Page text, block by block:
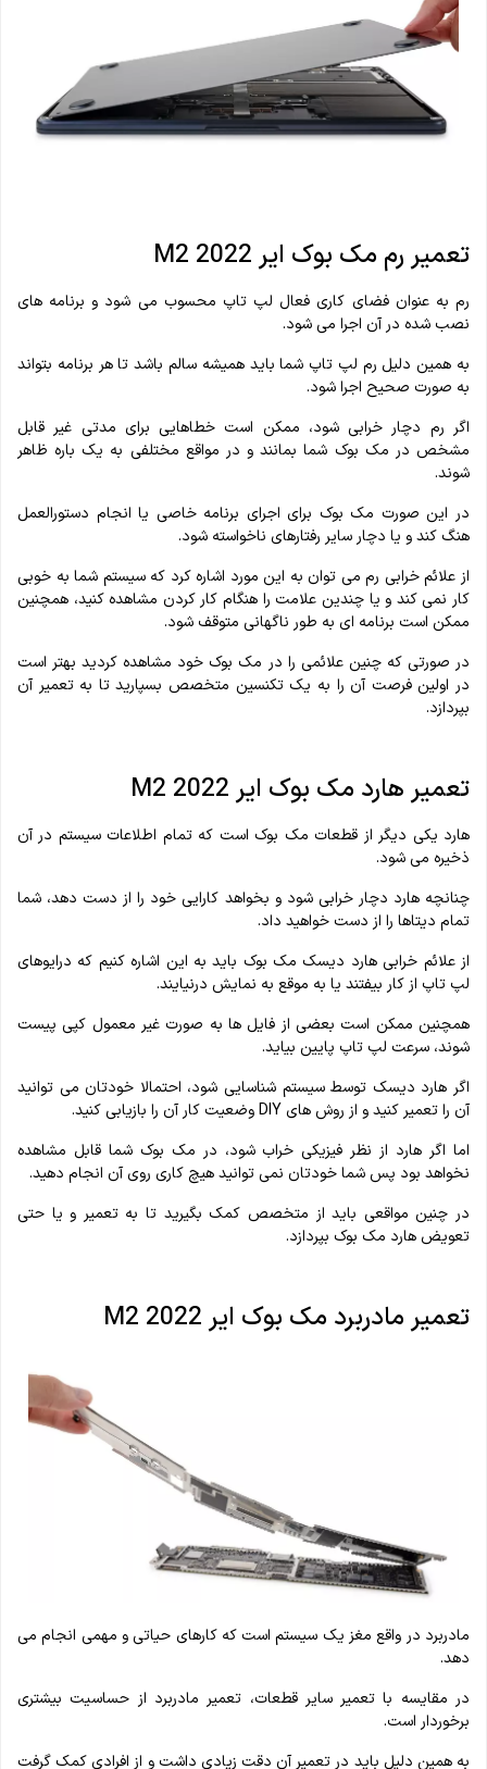
تعمیر رم مک بوک ایر M2 2022
رم به عنوان فضای کاری فعال لپ تاپ محسوب می شود و برنامه های
نصب شده در آن اجرا می شود.
به همین دلیل رم لپ تاپ شما باید همیشه سالم باشد تا هر برنامه بتواند
به صورت صحیح اجرا شود.
اگر رم دچار خرابی شود، ممکن است خطاهایی برای مدتی غیر قابل
مشخص در مک بوک شما بمانند و در مواقع مختلفی به یک باره ظاهر
شوند.
در این صورت مک بوک برای اجرای برنامه خاصی یا انجام دستورالعمل
هنگ کند و یا دچار سایر رفتارهای ناخواسته شود.
از علائم خرابی رم می توان به این مورد اشاره کرد که سیستم شما به خوبی
کار نمی کند و یا چندین علامت را هنگام کار کردن مشاهده کنید، همچنین
ممکن است برنامه ای به طور ناگهانی متوقف شود.
در صورتی که چنین علائمی را در مک بوک خود مشاهده کردید بهتر است
در اولین فرصت آن را به یک تکنسین متخصص بسپارید تا به تعمیر آن
بپردازد.
تعمیر هارد مک بوک ایر M2 2022
هارد یکی دیگر از قطعات مک بوک است که تمام اطلاعات سیستم در آن
ذخیره می شود.
چنانچه هارد دچار خرابی شود و بخواهد کارایی خود را از دست دهد، شما
تمام دیتاها را از دست خواهید داد.
از علائم خرابی هارد دیسک مک بوک باید به این اشاره کنیم که درایوهای
لپ تاپ از کار بیفتند یا به موقع به نمایش درنیایند.
همچنین ممکن است بعضی از فایل ها به صورت غیر معمول کپی پیست
شوند، سرعت لپ تاپ پایین بیاید.
اگر هارد دیسک توسط سیستم شناسایی شود، احتمالا خودتان می توانید
آن را تعمیر کنید و از روش های DIY وضعیت کار آن را بازیابی کنید.
اما اگر هارد از نظر فیزیکی خراب شود، در مک بوک شما قابل مشاهده
نخواهد بود پس شما خودتان نمی توانید هیچ کاری روی آن انجام دهید.
در چنین مواقعی باید از متخصص کمک بگیرید تا به تعمیر و یا حتی
تعویض هارد مک بوک بپردازد.
تعمیر مادربرد مک بوک ایر M2 2022
مادربرد در واقع مغز یک سیستم است که کارهای حیاتی و مهمی انجام می
دهد.
در مقایسه با تعمیر سایر قطعات، تعمیر مادربرد از حساسیت بیشتری
برخوردار است.
به همین دلیل باید در تعمیر آن دقت زیادی داشت و از افرادی کمک گرفت